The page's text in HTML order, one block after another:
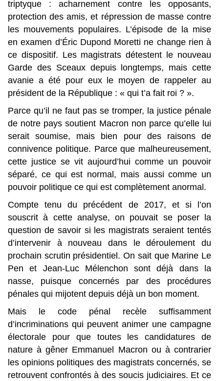
triptyque : acharnement contre les opposants,
protection des amis, et répression de masse contre
les mouvements populaires. L’épisode de la mise
en examen d’Éric Dupond Moretti ne change rien à
ce dispositif. Les magistrats détestent le nouveau
Garde des Sceaux depuis longtemps, mais cette
avanie a été pour eux le moyen de rappeler au
président de la République : « qui t’a fait roi ? ».
Parce qu’il ne faut pas se tromper, la justice pénale
de notre pays soutient Macron non parce qu’elle lui
serait soumise, mais bien pour des raisons de
connivence politique. Parce que malheureusement,
cette justice se vit aujourd’hui comme un pouvoir
séparé, ce qui est normal, mais aussi comme un
pouvoir politique ce qui est complètement anormal.
Compte tenu du précédent de 2017, et si l’on
souscrit à cette analyse, on pouvait se poser la
question de savoir si les magistrats seraient tentés
d’intervenir à nouveau dans le déroulement du
prochain scrutin présidentiel. On sait que Marine Le
Pen et Jean-Luc Mélenchon sont déjà dans la
nasse, puisque concernés par des procédures
pénales qui mijotent depuis déjà un bon moment.
Mais le code pénal recèle suffisamment
d’incriminations qui peuvent animer une campagne
électorale pour que toutes les candidatures de
nature à gêner Emmanuel Macron ou à contrarier
les opinions politiques des magistrats concernés, se
retrouvent confrontés à des soucis judiciaires. Et ce